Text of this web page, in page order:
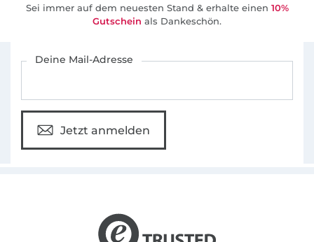
Sei immer auf dem neuesten Stand & erhalte einen 10%
Gutschein als Dankeschön.
Deine Mail-Adresse
Jetzt anmelden